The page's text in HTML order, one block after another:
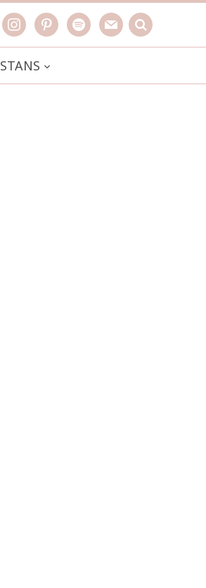
instagrampinterestspotifymail search